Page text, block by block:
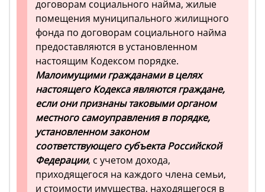
договорам социального найма, жилые
помещения муниципального жилищного
фонда по договорам социального найма
предоставляются в установленном
настоящим Кодексом порядке.
Малоимущими гражданами в целях
настоящего Кодекса являются граждане,
если они признаны таковыми органом
местного самоуправления в порядке,
установленном законом
соответствующего субъекта Российской
Федерации, с учетом дохода,
приходящегося на каждого члена семьи,
и стоимости имущества, находящегося в